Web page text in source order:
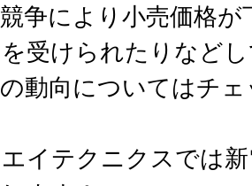
争により小売価格
受けられたりなど
動向についてはチ
イテクニクスでは